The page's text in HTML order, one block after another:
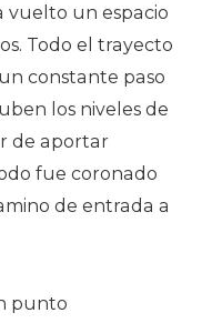
vuelto un espacio
Todo el trayecto
constante paso
los niveles de
de aportar
fue coronado
de entrada a
punto